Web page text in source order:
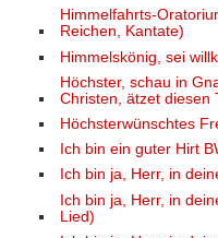
Himmelfahrts-
Reichen, Kantate)
Himmelskönig, sei
Höchster, schau in
Christen, ätzet diesen
Höchsterwünschtes
Ich bin ein guter Hirt
Ich bin ja, Herr, in
Ich bin ja, Herr, in
Lied)